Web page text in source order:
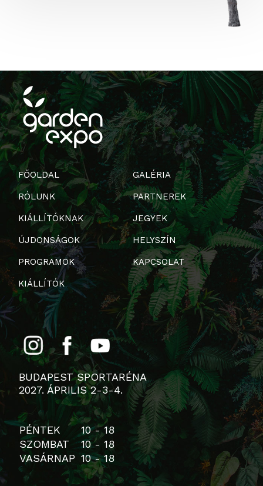
FŐOLDAL
RÓLUNK
KIÁLLÍTÓKNAK
ÚJDONSÁGOK
PROGRAMOK
KIÁLLÍTÓK
GALÉRIA
PARTNEREK
JEGYEK
HELYSZÍN
KAPCSOLAT
BUDAPEST SPORTARÉNA
2027. ÁPRILIS 2-3-4.
PÉNTEK
10 - 18
SZOMBAT
10 - 18
VASÁRNAP 10 - 18